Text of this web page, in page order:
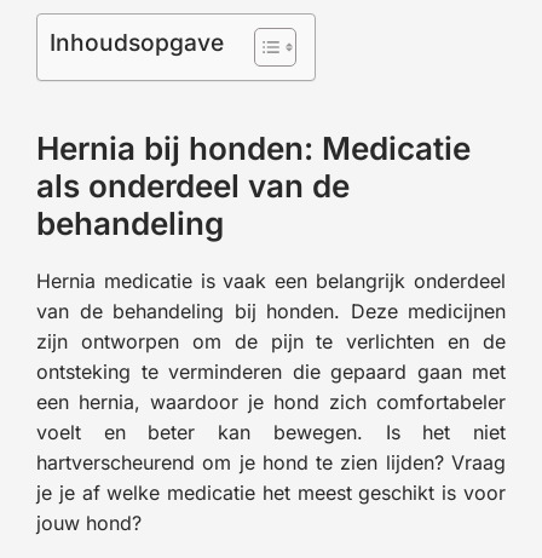
Inhoudsopgave
Hernia bij honden: Medicatie
als onderdeel van de
behandeling
Hernia medicatie is vaak een belangrijk onderdeel
van de behandeling bij honden. Deze medicijnen
zijn ontworpen om de pijn te verlichten en de
ontsteking te verminderen die gepaard gaan met
een hernia, waardoor je hond zich comfortabeler
voelt en beter kan bewegen. Is het niet
hartverscheurend om je hond te zien lijden? Vraag
je je af welke medicatie het meest geschikt is voor
jouw hond?